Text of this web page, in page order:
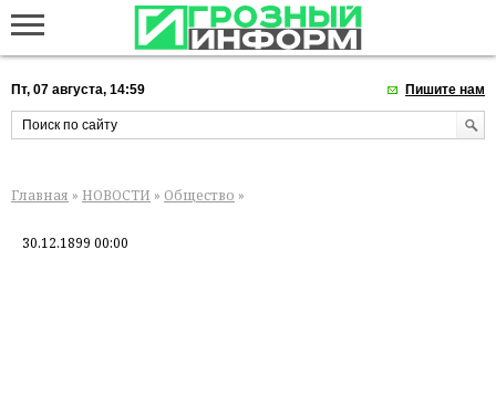
Пт, 07 августа, 14:59 Пишите нам
Главная » НОВОСТИ » Общество »
30.12.1899 00:00